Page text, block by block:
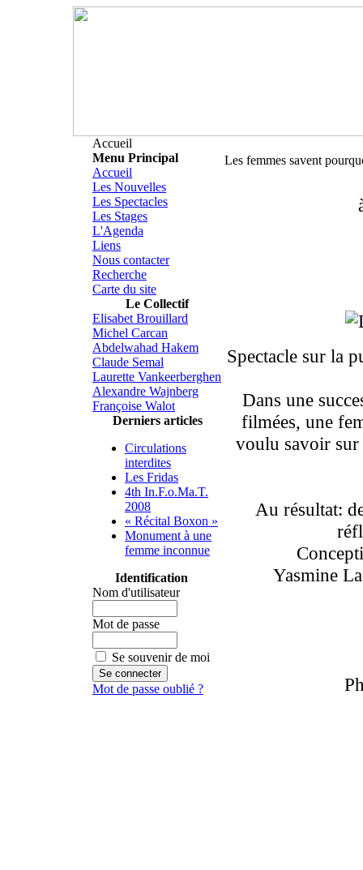
Accueil
Menu Principal
Accueil
Les Nouvelles
Les Spectacles
Les Stages
L'Agenda
Liens
Nous contacter
Recherche
Carte du site
Le Collectif
Elisabet Brouillard
Michel Carcan
Abdelwahad Hakem
Claude Semal
Laurette Vankeerberghen
Alexandre Wajnberg
Françoise Walot
Derniers articles
Circulations
interdites
Les Fridas
4th In.F.o.Ma.T.
2008
« Récital Boxon »
Monument à une
femme inconnue
Identification
Nom d'utilisateur
Mot de passe
Se souvenir de moi
Mot de passe oublié ?
Les femmes savent
Spectacle sur la
Dans une
filmées, une
voulu savoir sur
Au résultat:
Yasmine